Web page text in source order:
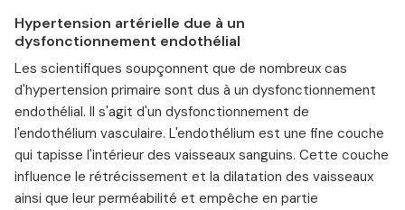
Hypertension artérielle due à un
dysfonctionnement endothélial
Les scientifiques soupçonnent que de nombreux cas
d'hypertension primaire sont dus à un dysfonctionnement
endothélial. Il s'agit d'un dysfonctionnement de
l'endothélium vasculaire. L'endothélium est une fine couche
qui tapisse l'intérieur des vaisseaux sanguins. Cette couche
influence le rétrécissement et la dilatation des vaisseaux
ainsi que leur perméabilité et empêche en partie